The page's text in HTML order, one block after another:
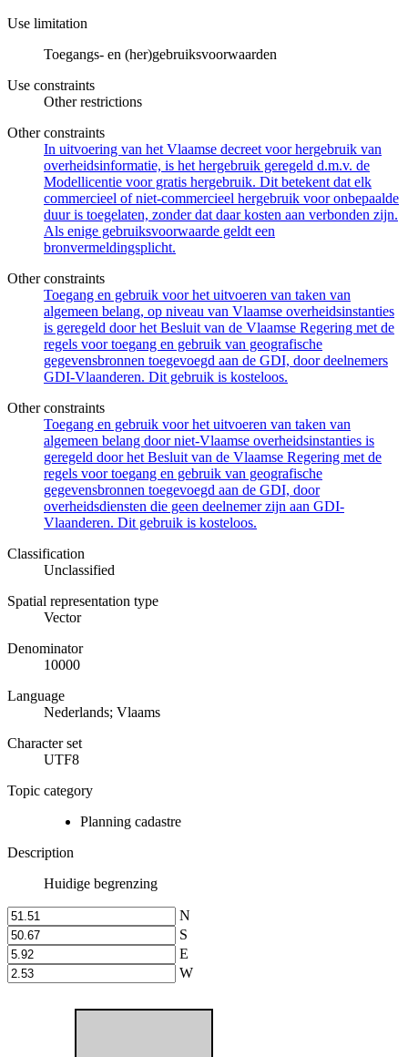
Use limitation
Toegangs- en (her)gebruiksvoorwaarden
Use constraints
Other restrictions
Other constraints
In uitvoering van het Vlaamse decreet voor hergebruik van
overheidsinformatie, is het hergebruik geregeld d.m.v. de
Modellicentie voor gratis hergebruik. Dit betekent dat elk
commercieel of niet-commercieel hergebruik voor onbepaalde
duur is toegelaten, zonder dat daar kosten aan verbonden zijn.
Als enige gebruiksvoorwaarde geldt een
bronvermeldingsplicht.
Other constraints
Toegang en gebruik voor het uitvoeren van taken van
algemeen belang, op niveau van Vlaamse overheidsinstanties
is geregeld door het Besluit van de Vlaamse Regering met de
regels voor toegang en gebruik van geografische
gegevensbronnen toegevoegd aan de GDI, door deelnemers
GDI-Vlaanderen. Dit gebruik is kosteloos.
Other constraints
Toegang en gebruik voor het uitvoeren van taken van
algemeen belang door niet-Vlaamse overheidsinstanties is
geregeld door het Besluit van de Vlaamse Regering met de
regels voor toegang en gebruik van geografische
gegevensbronnen toegevoegd aan de GDI, door
overheidsdiensten die geen deelnemer zijn aan GDI-
Vlaanderen. Dit gebruik is kosteloos.
Classification
Unclassified
Spatial representation type
Vector
Denominator
10000
Language
Nederlands; Vlaams
Character set
UTF8
Topic category
Planning cadastre
Description
Huidige begrenzing
N
S
E
W